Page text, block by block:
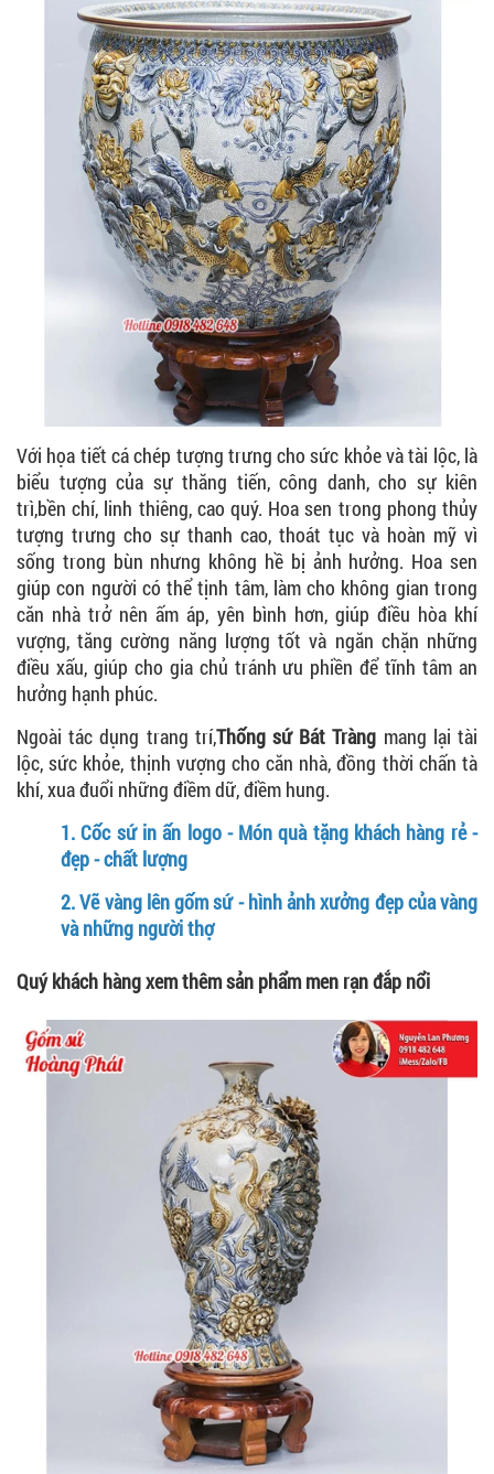
Với họa tiết cá chép tượng trưng cho sức khỏe và tài lộc, là
biểu tượng của sự thăng tiến, công danh, cho sự kiên
trì,bền chí, linh thiêng, cao quý. Hoa sen trong phong thủy
tượng trưng cho sự thanh cao, thoát tục và hoàn mỹ vì
sống trong bùn nhưng không hề bị ảnh hưởng. Hoa sen
giúp con người có thể tịnh tâm, làm cho không gian trong
căn nhà trở nên ấm áp, yên bình hơn, giúp điều hòa khí
vượng, tăng cường năng lượng tốt và ngăn chặn những
điều xấu, giúp cho gia chủ tránh ưu phiền để tĩnh tâm an
hưởng hạnh phúc.
Ngoài tác dụng trang trí,Thống sứ Bát Tràng mang lại tài
lộc, sức khỏe, thịnh vượng cho căn nhà, đồng thời chấn tà
khí, xua đuổi những điềm dữ, điềm hung.
1.Cốc sứ in ấn logo - Món quà tặng khách hàng rẻ -
đẹp - chất lượng
2.Vẽ vàng lên gốm sứ - hình ảnh xưởng đẹp của vàng
và những người thợ
Quý khách hàng xem thêm sản phẩm men rạn đắp nổi